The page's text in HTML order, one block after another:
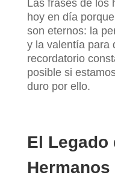
Las frases de los
hoy en día
son eternos: la
y la valentía para
recordatorio
posible si
duro por ello.
El Legado
Hermanos